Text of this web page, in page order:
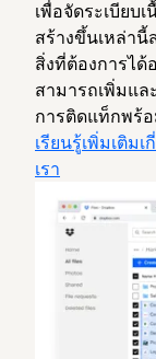
เพื่อจัดระเบียบ
สร้างขึ้นเหล่า
สิ่งที่ต้องการได้
สามารถเพิ่มแ
การติดแท็กพร้
เรียนรู้เพิ่มเติม
เรา